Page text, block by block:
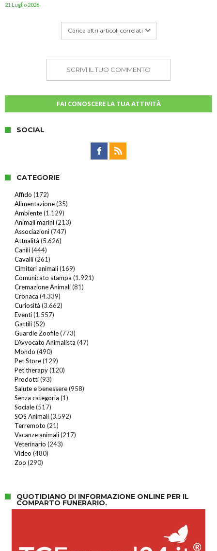
21 Luglio 2026
Carica altri articoli correlati
SCRIVI IL TUO COMMENTO
FAI CONOSCERE LA TUA ATTIVITÀ
SOCIAL
CATEGORIE
Affido (172)
Alimentazione(35)
Ambiente(1.129)
Animali marini(213)
Associazioni(747)
Attualità (5.626)
Canili(444)
Cavalli(261)
Cimiteri animali(169)
Comunicato stampa (1.921)
Cremazione Animali(81)
Cronaca (4.339)
Curiosità (3.662)
Eventi(1.557)
Gattili(52)
Guardie Zoofile(773)
L'Avvocato Animalista (47)
Mondo (490)
Pet Store(129)
Pet therapy(120)
Prodotti(93)
Salute e benessere(958)
Senza categoria (1)
Sociale(517)
SOS Animali(3.592)
Terremoto (21)
Vacanze animali(217)
Veterinario (243)
Video (480)
Zoo (290)
QUOTIDIANO DI INFORMAZIONE ONLINE PER IL
COMPARTO FUNERARIO.